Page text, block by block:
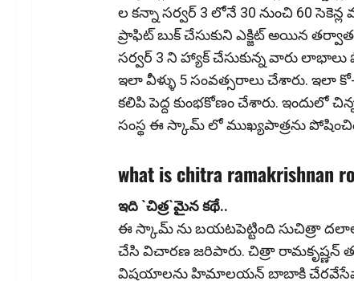
ల కన్నా సర్వర్ 3 లోనే 30 నుంచి 60 సెకెన్ల
ప్రాఫిట్ బుక్ చేసుకుని ఎక్జిట్ అయిన
సర్వర్ 3 ని హ్యాక్ చేసుకున్న వారు
ఇలా వీళ్ళు 5 సంవత్సరాలు చేశారు. ఇలా
కలిపి పెద్ద కుంభకోణం చేశారు. ఇందులో
సంస్థ ఈ స్కామ్ లో ముఖ్యపాత్రను
what is chitra ramakrishnan
ఇది `చిత్ర‌`మైన క‌థే..
ఈ స్కామ్ ను బయటపెట్టింది సుచిత్రా
చేసి విచారణ జరిపారు. చిత్రా రామకృష్ణన్
విషయాలను హిమాలయన్ బాబాకి